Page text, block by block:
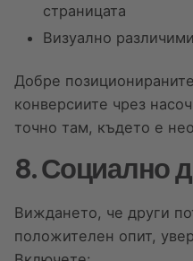
страницата
Визуално
Добре
конверсиите чрез
точно там, където е
8. Социално
Виждането, че други
положителен опит,